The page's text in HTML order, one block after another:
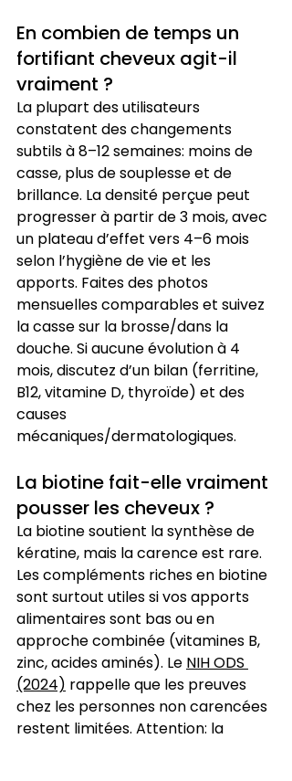
En combien de temps un
fortifiant cheveux agit-il
vraiment ?
La plupart des utilisateurs
constatent des changements
subtils à 8–12 semaines: moins de
casse, plus de souplesse et de
brillance. La densité perçue peut
progresser à partir de 3 mois, avec
un plateau d’effet vers 4–6 mois
selon l’hygiène de vie et les
apports. Faites des photos
mensuelles comparables et suivez
la casse sur la brosse/dans la
douche. Si aucune évolution à 4
mois, discutez d’un bilan (ferritine,
B12, vitamine D, thyroïde) et des
causes
mécaniques/dermatologiques.
La biotine fait-elle vraiment
pousser les cheveux ?
La biotine soutient la synthèse de
kératine, mais la carence est rare.
Les compléments riches en biotine
sont surtout utiles si vos apports
alimentaires sont bas ou en
approche combinée (vitamines B,
zinc, acides aminés). Le NIH ODS
(2024) rappelle que les preuves
chez les personnes non carencées
restent limitées. Attention: la